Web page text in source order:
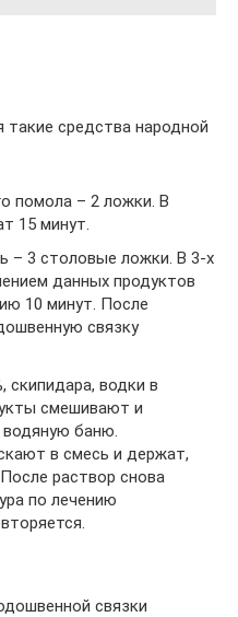
средства народной
помола – 2 ложки. В
15 минут.
– 3 столовые ложки. В 3-х
данных продуктов
10 минут. После
связку
скипидара, водки в
смешивают и
водяную баню.
в смесь и держат,
раствор снова
по лечению
связки